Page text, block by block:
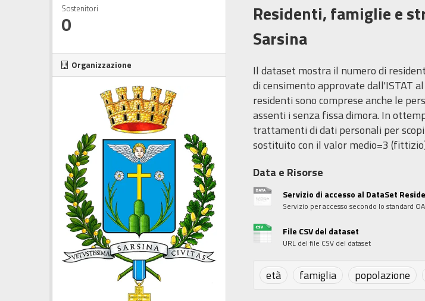
Sostenitori
0
Organizzazione
Residenti, famiglie e
Sarsina
Il dataset mostra il numero di
di censimento approvate dall'ISTAT
residenti sono comprese anche le
assenti i senza fissa dimora. In
trattamenti di dati personali per
sostituito con il valor medio=3
Data e Risorse
Servizio di accesso al DataSet
Servizio per accesso secondo lo standard
File CSV del dataset
URL del file CSV del dataset
età famiglia popolazione